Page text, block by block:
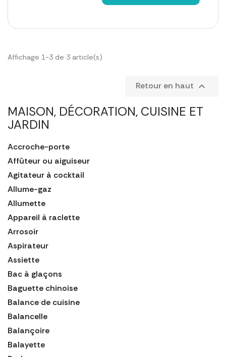
MAISON, DÉCORATION, CUISINE ET
JARDIN
Accroche-porte
Affûteur ou aiguiseur
Agitateur à cocktail
Allume-gaz
Allumette
Appareil à raclette
Arrosoir
Aspirateur
Assiette
Bac à glaçons
Baguette chinoise
Balance de cuisine
Balancelle
Balançoire
Balayette
Affichage 1-3 de 3 article(s)
Retour en haut 